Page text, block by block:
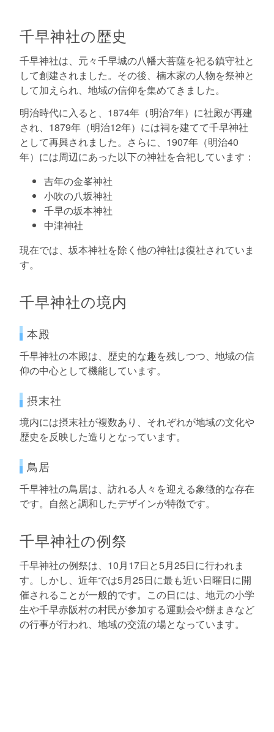
千早神社の歴史
千早神社は、元々千早城の八幡大菩薩を祀る鎮守社と
して創建されました。その後、楠木家の人物を祭神と
して加えられ、地域の信仰を集めてきました。
明治時代に入ると、1874年（明治7年）に社殿が再建
され、1879年（明治12年）には祠を建てて千早神社
として再興されました。さらに、1907年（明治40
年）には周辺にあった以下の神社を合祀しています：
吉年の金峯神社
小吹の八坂神社
千早の坂本神社
中津神社
現在では、坂本神社を除く他の神社は復社されていま
す。
千早神社の境内
本殿
千早神社の本殿は、歴史的な趣を残しつつ、地域の信
仰の中心として機能しています。
摂末社
境内には摂末社が複数あり、それぞれが地域の文化や
歴史を反映した造りとなっています。
鳥居
千早神社の鳥居は、訪れる人々を迎える象徴的な存在
です。自然と調和したデザインが特徴です。
千早神社の例祭
千早神社の例祭は、10月17日と5月25日に行われま
す。しかし、近年では5月25日に最も近い日曜日に開
催されることが一般的です。この日には、地元の小学
生や千早赤阪村の村民が参加する運動会や餅まきなど
の行事が行われ、地域の交流の場となっています。